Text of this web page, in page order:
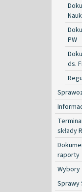
PW
ds.
składy
raporty
Wybory
Sprawy